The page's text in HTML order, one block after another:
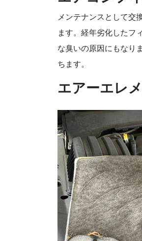
メンテナンスとして交
ます。経年劣化したフ
な臭いの原因にもなり
ちます。
エアーエレ